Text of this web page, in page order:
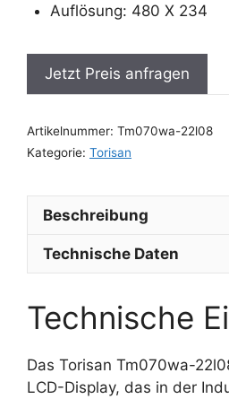
Auflösung: 480 X 234
Jetzt Preis anfragen
Artikelnummer: Tm070wa-22l08
Kategorie: Torisan
Beschreibung
Technische Daten
Technische
Das Torisan Tm070wa-
LCD-Display, das in der